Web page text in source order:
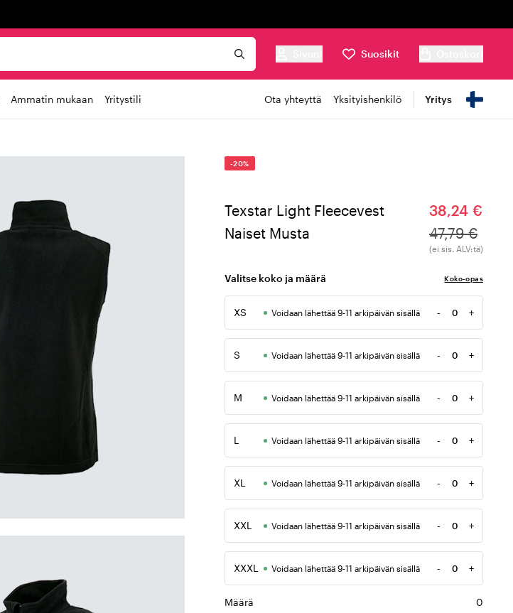
Suosikit
Ammatin mukaan Yritystili Ota yhteyttä Yksityishenkilö Yritys
-20%
Texstar Light Fleecevest
Naiset Musta
38,24 €
47,79 €
(ei sis. ALV:tä)
Valitse koko ja määrä Koko-opas
XS Voidaan lähettää 9-11 arkipäivän sisällä -
Määrä
+
S Voidaan lähettää 9-11 arkipäivän sisällä -
Määrä
+
M Voidaan lähettää 9-11 arkipäivän sisällä -
Määrä
+
L Voidaan lähettää 9-11 arkipäivän sisällä -
Määrä
+
XL Voidaan lähettää 9-11 arkipäivän sisällä -
Määrä
+
XXL Voidaan lähettää 9-11 arkipäivän sisällä -
Määrä
+
XXXL Voidaan lähettää 9-11 arkipäivän sisällä -
Määrä
+
Määrä
0